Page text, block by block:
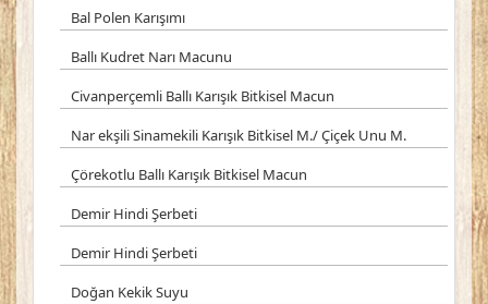
Bal Polen Karışımı
Ballı Kudret Narı Macunu
Civanperçemli Ballı Karışık Bitkisel Macun
Nar ekşili Sinamekili Karışık Bitkisel M./ Çiçek Unu M.
Çörekotlu Ballı Karışık Bitkisel Macun
Demir Hindi Şerbeti
Demir Hindi Şerbeti
Doğan Kekik Suyu